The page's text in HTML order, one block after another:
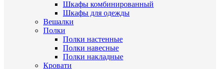
Шкафы комбинированный
Шкафы для одежды
Вешалки
Полки
Полки настенные
Полки навесные
Полки накладные
Кровати